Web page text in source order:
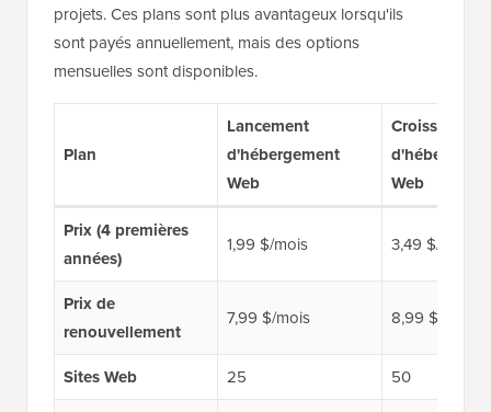
projets. Ces plans sont plus avantageux lorsqu'ils
sont payés annuellement, mais des options
mensuelles sont disponibles.
Plan
Lancement
d'hébergement
Web
Croissance
Web
Prix (4 premières
années)
1,99 $/mois 3,49 $/mois
Prix de
renouvellement
7,99 $/mois 8,99 $/mois
Sites Web 25
50